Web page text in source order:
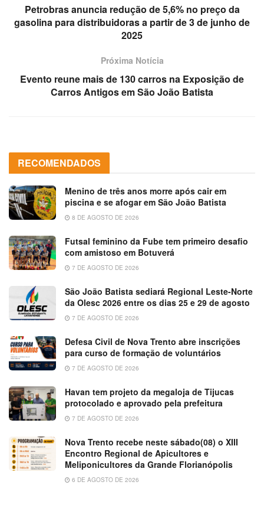
Petrobras anuncia redução de 5,6% no preço da
gasolina para distribuidoras a partir de 3 de junho de
2025
Próxima Notícia
Evento reune mais de 130 carros na Exposição de
Carros Antigos em São João Batista
RECOMENDADOS
Menino de três anos morre após cair em
piscina e se afogar em São João Batista
8 DE AGOSTO DE 2026
Futsal feminino da Fube tem primeiro desafio
com amistoso em Botuverá
7 DE AGOSTO DE 2026
São João Batista sediará Regional Leste-Norte
da Olesc 2026 entre os dias 25 e 29 de agosto
7 DE AGOSTO DE 2026
Defesa Civil de Nova Trento abre inscrições
para curso de formação de voluntários
7 DE AGOSTO DE 2026
Havan tem projeto da megaloja de Tijucas
protocolado e aprovado pela prefeitura
7 DE AGOSTO DE 2026
Nova Trento recebe neste sábado(08) o XIII
Encontro Regional de Apicultores e
Meliponicultores da Grande Florianópolis
6 DE AGOSTO DE 2026